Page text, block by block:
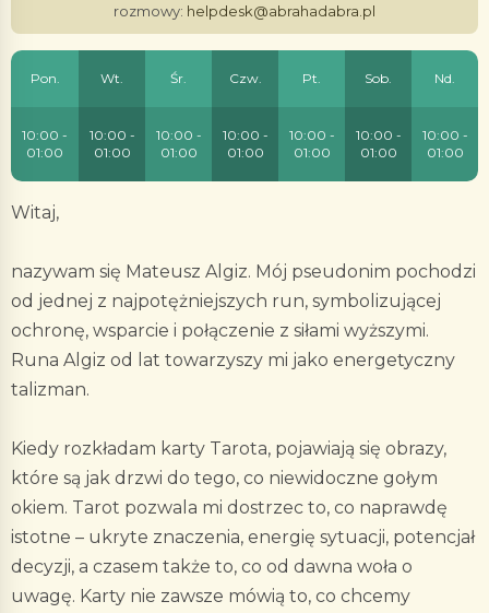
rozmowy: helpdesk@abrahadabra.pl
Pon. Wt. Śr. Czw. Pt. Sob. Nd.
10:00 -
01:00
10:00 -
01:00
10:00 -
01:00
10:00 -
01:00
10:00 -
01:00
10:00 -
01:00
10:00 -
01:00
Witaj,
nazywam się Mateusz Algiz. Mój pseudonim pochodzi
od jednej z najpotężniejszych run, symbolizującej
ochronę, wsparcie i połączenie z siłami wyższymi.
Runa Algiz od lat towarzyszy mi jako energetyczny
talizman.
Kiedy rozkładam karty Tarota, pojawiają się obrazy,
które są jak drzwi do tego, co niewidoczne gołym
okiem. Tarot pozwala mi dostrzec to, co naprawdę
istotne – ukryte znaczenia, energię sytuacji, potencjał
decyzji, a czasem także to, co od dawna woła o
uwagę. Karty nie zawsze mówią to, co chcemy